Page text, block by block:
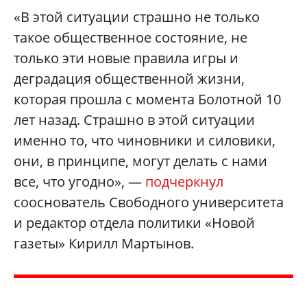
«В этой ситуации страшно не только
такое общественное состояние, не
только эти новые правила игры и
деградация общественной жизни,
которая прошла с момента Болотной 10
лет назад. Страшно в этой ситуации
именно то, что чиновники и силовики,
они, в принципе, могут делать с нами
все, что угодно», — подчеркнул
сооснователь Свободного университета
и редактор отдела политики «Новой
газеты» Кирилл Мартынов.